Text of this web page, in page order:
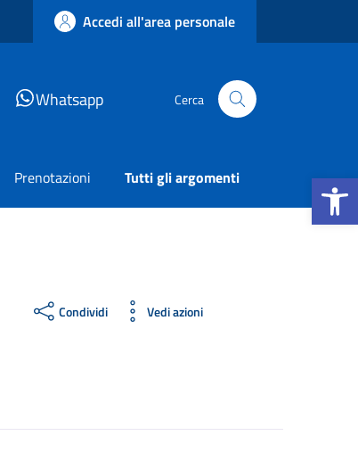
Apri la
Accedi all'area personale
Whatsapp Cerca
Prenotazioni Tutti gli argomenti
Condividi Vedi azioni